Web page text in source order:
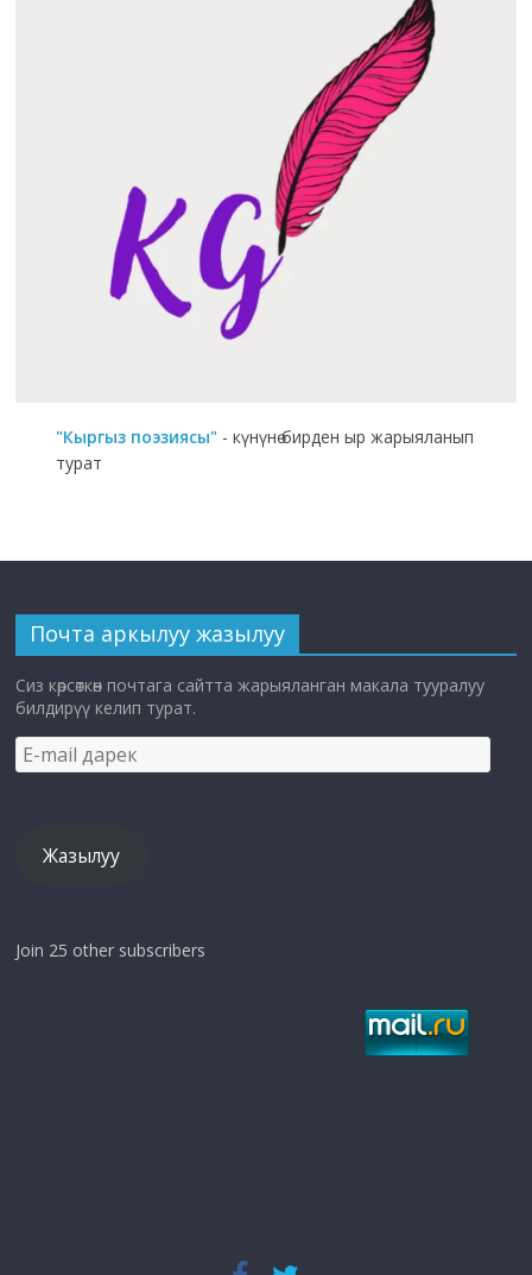
"Кыргыз поэзиясы" - күнүнө бирден ыр жарыяланып
турат
Почта аркылуу жазылуу
Сиз көрсөткөн почтага сайтта жарыяланган макала тууралуу
билдирүү келип турат.
E-
mail
Жазылуу
Join 25 other subscribers